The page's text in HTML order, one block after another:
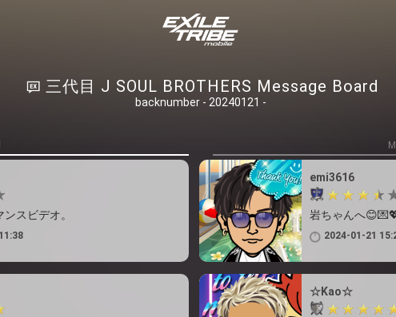
三代目 J SOUL BROTHERS Message Board
backnumber - 20240121 -
スビデオ。
emi3616
岩ちゃんへ
2024-01-21
☆Kao☆